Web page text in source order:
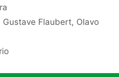
Gustave Flaubert, Olavo